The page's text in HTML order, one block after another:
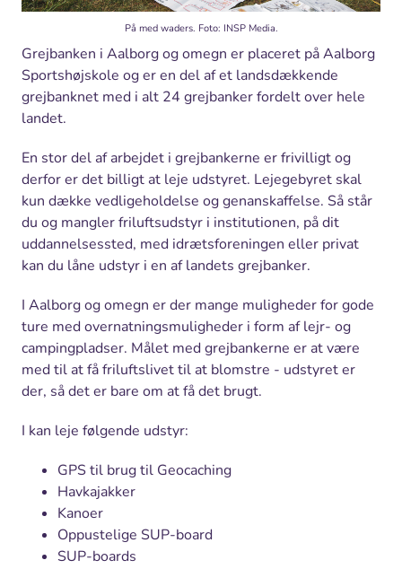
På med waders. Foto: INSP Media.
Grejbanken i Aalborg og omegn er placeret på Aalborg
Sportshøjskole og er en del af et landsdækkende
grejbanknet med i alt 24 grejbanker fordelt over hele
landet.
En stor del af arbejdet i grejbankerne er frivilligt og
derfor er det billigt at leje udstyret. Lejegebyret skal
kun dække vedligeholdelse og genanskaffelse. Så står
du og mangler friluftsudstyr i institutionen, på dit
uddannelsessted, med idrætsforeningen eller privat
kan du låne udstyr i en af landets grejbanker.
I Aalborg og omegn er der mange muligheder for gode
ture med overnatningsmuligheder i form af lejr- og
campingpladser. Målet med grejbankerne er at være
med til at få friluftslivet til at blomstre - udstyret er
der, så det er bare om at få det brugt.
I kan leje følgende udstyr:
GPS til brug til Geocaching
Havkajakker
Kanoer
Oppustelige SUP-board
SUP-boards